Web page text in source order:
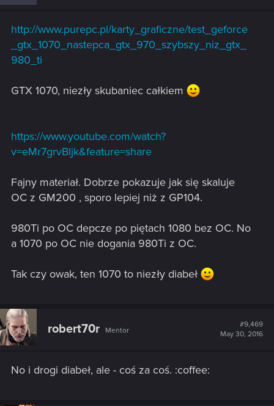
http://www.purepc.pl/karty_graficzne/test_geforce
_gtx_1070_nastepca_gtx_970_szybszy_niz_gtx_
980_ti
GTX 1070, niezły skubaniec całkiem
https://www.youtube.com/watch?
v=eMr7grvBljk&feature=share
Fajny materiał. Dobrze pokazuje jak się skaluje
OC z GM200 , sporo lepiej niż z GP104.
980Ti po OC depcze po piętach 1080 bez OC. No
a 1070 po OC nie dogania 980Ti z OC.
Tak czy owak, ten 1070 to niezły diabeł
robert70r Mentor
#9,469
May 30, 2016
No i drogi diabeł, ale - coś za coś. :coffee: